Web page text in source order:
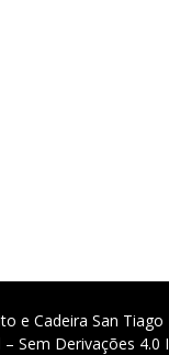
e Cadeira San Tiago
Sem Derivações 4.0